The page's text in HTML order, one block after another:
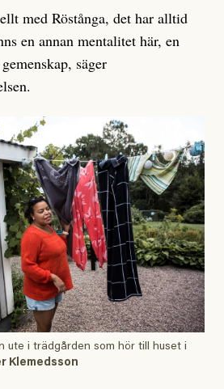
med Röstånga, det har alltid
en annan mentalitet här, en
säger
ute i trädgården som hör till huset i
Klemedsson